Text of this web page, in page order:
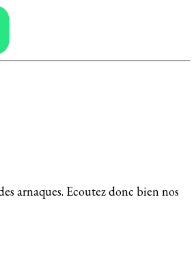
arnaques. Ecoutez donc bien nos